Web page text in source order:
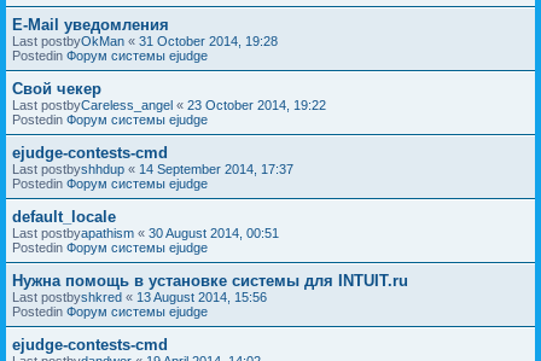
E-Mail уведомления
Last postbyOkMan « 31 October 2014, 19:28
Postedin Форум системы ejudge
Свой чекер
Last postbyCareless_angel « 23 October 2014, 19:22
Postedin Форум системы ejudge
ejudge-contests-cmd
Last postbyshhdup « 14 September 2014, 17:37
Postedin Форум системы ejudge
default_locale
Last postbyapathism « 30 August 2014, 00:51
Postedin Форум системы ejudge
Нужна помощь в установке системы для INTUIT.ru
Last postbyshkred « 13 August 2014, 15:56
Postedin Форум системы ejudge
ejudge-contests-cmd